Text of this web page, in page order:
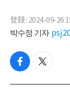
登録 : 2024-09-26
박수정 기자
f
c
t
i